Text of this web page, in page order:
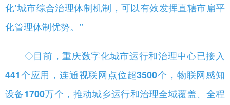
化’城市综合治理体制机制，可以有效发挥直辖市扁平
化管理体制优势。”
◇目前，重庆数字化城市运行和治理中心已接入
441个应用，连通视联网点位超3500个，物联网感知
设备1700万个，推动城乡运行和治理全域覆盖、全程